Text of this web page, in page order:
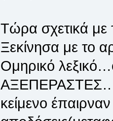
Τώρα σχετικά
Ξεκίνησα με το
Ομηρικό
κείμενο